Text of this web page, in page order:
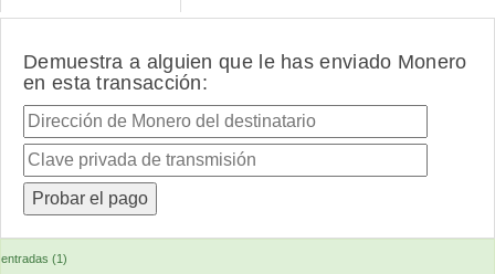
Demuestra a alguien que le has enviado Monero
en esta transacción:
entradas (1)